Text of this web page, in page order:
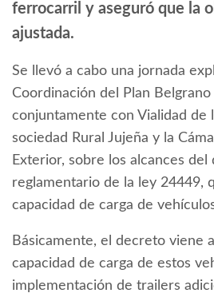
ferrocarril y aseguró que la
ajustada.
Se llevó a cabo una jornada
Coordinación del Plan Belgrano
conjuntamente con Vialidad de
sociedad Rural Jujeña y la
Exterior, sobre los alcances
reglamentario de la ley 24449,
capacidad de carga de
Básicamente, el decreto viene
capacidad de carga de estos
implementación de trailers